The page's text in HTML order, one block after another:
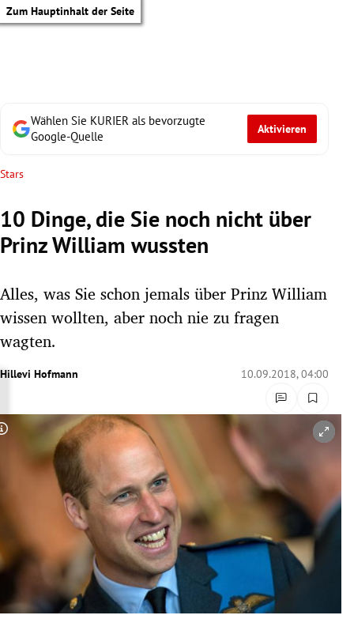
Zum Hauptinhalt der Seite
Untermenü
Untermenü
Untermenü
Untermenü
Untermenü
Untermenü
Wählen Sie KURIER als bevorzugte
Google-Quelle
Aktivieren
Stars
10 Dinge, die Sie noch nicht über
Prinz William wussten
Alles, was Sie schon jemals über Prinz William
wissen wollten, aber noch nie zu fragen
wagten.
Hillevi Hofmann 10.09.2018, 04:00
Copyright-Hinweis öffnen/schließen